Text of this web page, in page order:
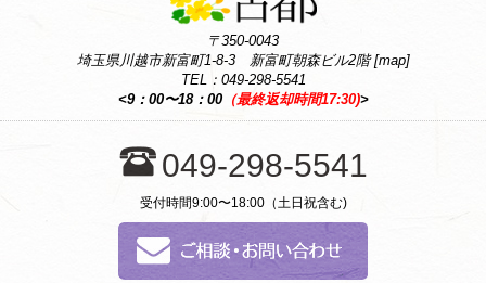
〒350-0043
埼玉県川越市新富町1-8-3 新富町朝森ビル2階 [map]
TEL： 049-298-5541
<9：00〜18：00（最終返却時間17:30)>
049-298-5541
受付時間9:00〜18:00（土日祝含む)